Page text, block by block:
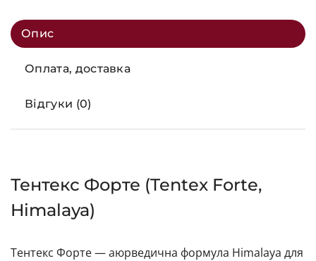
Опис
Оплата, доставка
Відгуки (0)
Тентекс Форте (Tentex Forte,
Himalaya)
Тентекс Форте — аюрведична формула Himalaya для